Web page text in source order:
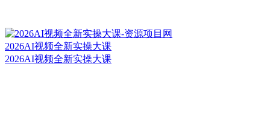
2026AI视频全新实操大课
2026AI视频全新实操大课